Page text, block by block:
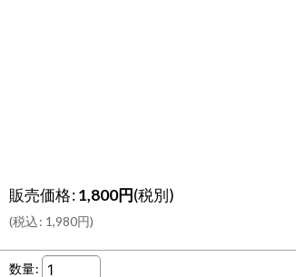
販売価格:1,800円(税別)
(税込: 1,980円)
数量: